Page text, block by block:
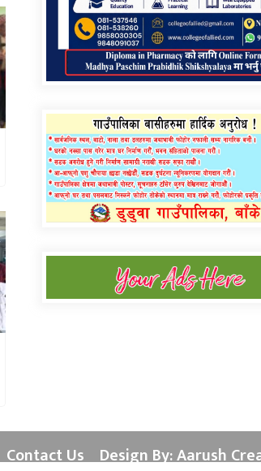
Contact Us Design By: Aarush